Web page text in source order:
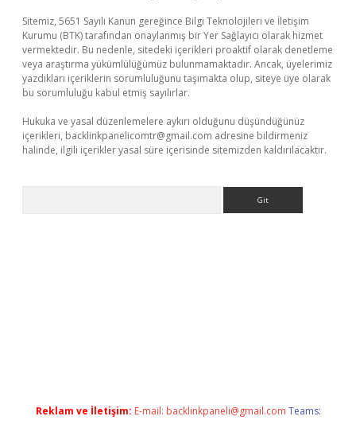
Sitemiz, 5651 Sayılı Kanun gereğince Bilgi Teknolojileri ve İletişim
Kurumu (BTK) tarafından onaylanmış bir Yer Sağlayıcı olarak hizmet
vermektedir. Bu nedenle, sitedeki içerikleri proaktif olarak denetleme
veya araştırma yükümlülüğümüz bulunmamaktadır. Ancak, üyelerimiz
yazdıkları içeriklerin sorumluluğunu taşımakta olup, siteye üye olarak
bu sorumluluğu kabul etmiş sayılırlar.
Hukuka ve yasal düzenlemelere aykırı olduğunu düşündüğünüz
içerikleri, backlinkpanelicomtr@gmail.com adresine bildirmeniz
halinde, ilgili içerikler yasal süre içerisinde sitemizden kaldırılacaktır.
Reklam ve İletişim: E-mail: backlinkpaneli@gmail.com Teams: